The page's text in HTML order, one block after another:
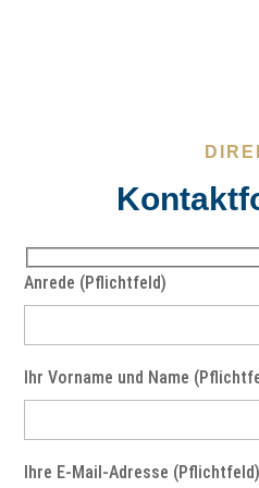
Anrede (Pflichtfeld)
Ihr Vorname und Name
Ihre E-Mail-Adresse (Pflichtfeld)